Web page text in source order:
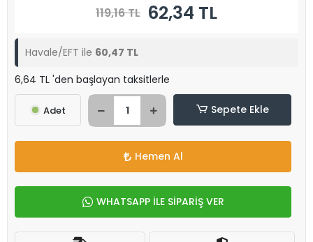
119,16 TL 62,34 TL
Havale/EFT ile 60,47 TL
6,64 TL 'den başlayan taksitlerle
Adet Sepete Ekle
Hemen Al
WHATSAPP İLE SİPARİŞ VER